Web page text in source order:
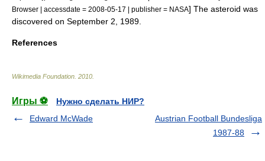
Browser | accessdate = 2008-05-17 | publisher = NASA] The asteroid was
discovered on September 2 1989
References
Wikimedia Foundation 2010
Игры ⚽
Нужно сделать НИР?
Edward McWade
Austrian Football Bundesliga
1987-88